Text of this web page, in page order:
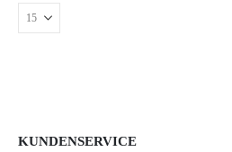
KUNDENSERVICE